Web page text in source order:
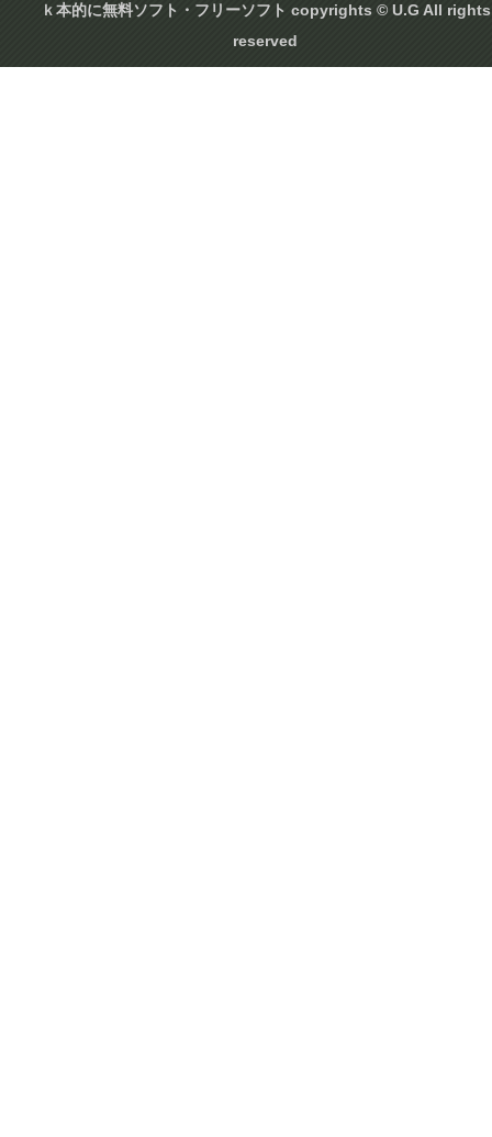
ｋ本的に無料ソフト・フリーソフト copyrights © U.G All rights
reserved